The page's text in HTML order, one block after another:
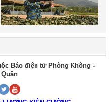
Báo điện tử Phòng Không -
Quân